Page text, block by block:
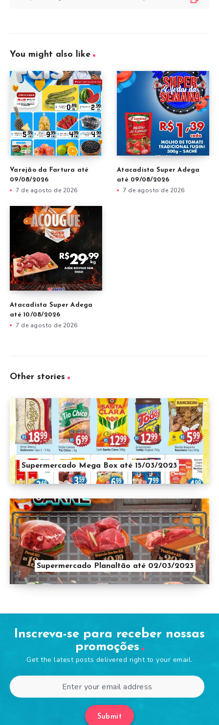
You might also like
Varejão da Fartura até
09/08/2026
7 de agosto de 2026
Atacadista Super Adega
até 09/08/2026
7 de agosto de 2026
Atacadista Super Adega
até 10/08/2026
7 de agosto de 2026
Other stories
Supermercado Mega Box até 15/03/2023
Supermercado Planaltão até 02/03/2023
Inscreva-se para receber nossas
promoções
Get the latest posts delivered right to your email.
Submit